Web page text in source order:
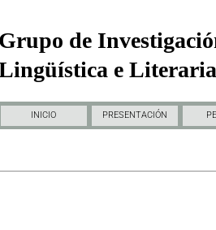
Grupo de
e
INICIO PRESENTACIÓN